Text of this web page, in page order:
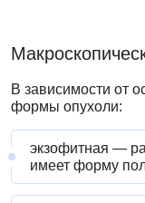
В зависимости от
формы опухоли:
экзофитная —
имеет форму